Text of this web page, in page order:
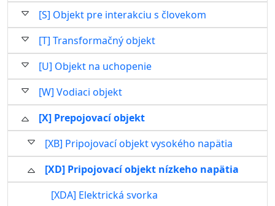
[S] Objekt pre interakciu s človekom
[T] Transformačný objekt
[U] Objekt na uchopenie
[W] Vodiaci objekt
[X] Prepojovací objekt
[XB] Pripojovací objekt vysokého napätia
[XD] Pripojovací objekt nízkeho napätia
[XDA] Elektrická svorka